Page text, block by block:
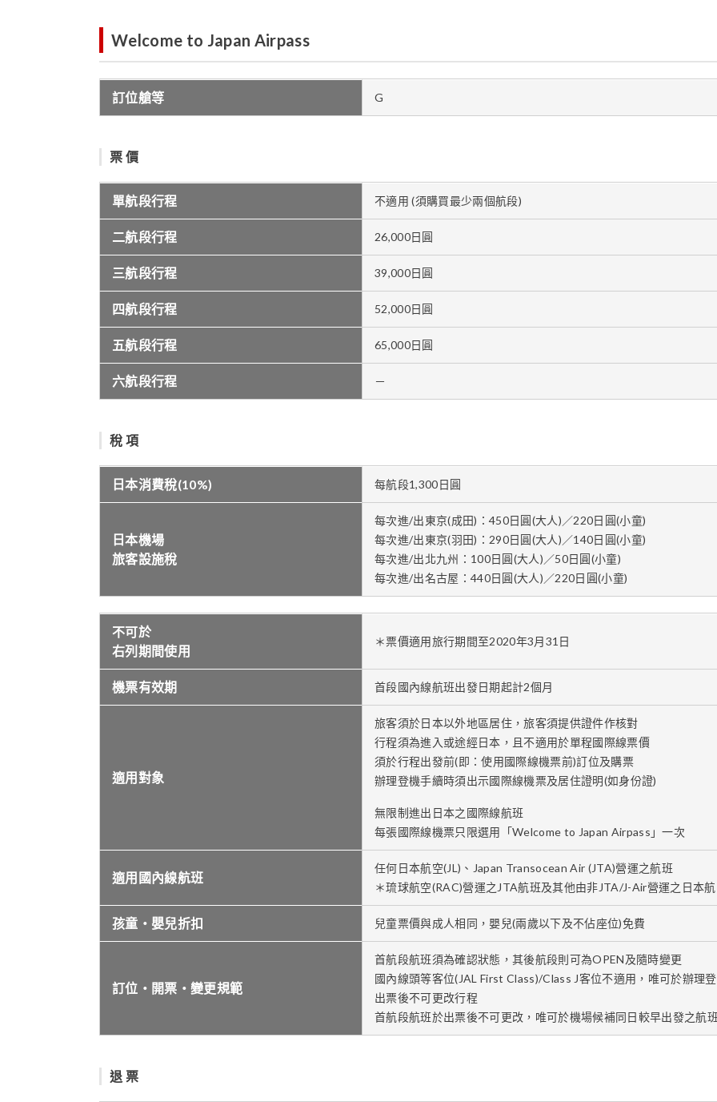
Welcome to Japan Airpass
訂位艙等 G
票 價
單航段行程 不適用 (須購買最少兩個航段)
二航段行程 26,000日圓
三航段行程 39,000日圓
四航段行程 52,000日圓
五航段行程 65,000日圓
六航段行程 －
稅 項
日本消費稅(10%) 每航段1,300日圓
日本機場
旅客設施稅
每次進/出東京(成田)：450日圓(大人)／220日圓(小童)
每次進/出東京(羽田)：290日圓(大人)／140日圓(小童)
每次進/出北九州：100日圓(大人)／50日圓(小童)
每次進/出名古屋：440日圓(大人)／220日圓(小童)
不可於
右列期間使用
＊票價適用旅行期間至2020年3月31日
機票有效期 首段國內線航班出發日期起計2個月
適用對象
旅客須於日本以外地區居住，旅客須提供證件作核對
行程須為進入或途經日本，且不適用於單程國際線票價
須於行程出發前(即：使用國際線機票前)訂位及購票
辦理登機手續時須出示國際線機票及居住證明(如身份證)
無限制進出日本之國際線航班
每張國際線機票只限選用「Welcome to Japan Airpass」一次
適用國內線航班
任何日本航空(JL)、Japan Transocean Air (JTA)營運之航班
＊琉球航空(RAC)營運之JTA航班及其他由非JTA/J-Air營運之日本
孩童・嬰兒折扣 兒童票價與成人相同，嬰兒(兩歲以下及不佔座位)免費
訂位・開票・變更規範
首航段航班須為確認狀態，其後航段則可為OPEN及隨時變更
國內線頭等客位(JAL First Class)/Class J客位不適用，唯可於辦理
出票後不可更改行程
首航段航班於出票後不可更改，唯可於機場候補同日較早出發之航
退 票